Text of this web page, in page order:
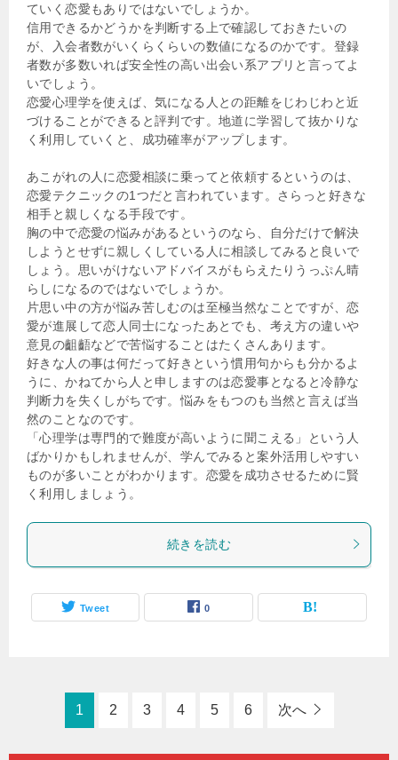
ていく恋愛もありではないでしょうか。
信用できるかどうかを判断する上で確認しておきたいの
が、入会者数がいくらくらいの数値になるのかです。登録
者数が多数いれば安全性の高い出会い系アプリと言ってよ
いでしょう。
恋愛心理学を使えば、気になる人との距離をじわじわと近
づけることができると評判です。地道に学習して抜かりな
く利用していくと、成功確率がアップします。
あこがれの人に恋愛相談に乗ってと依頼するというのは、
恋愛テクニックの1つだと言われています。さらっと好きな
相手と親しくなる手段です。
胸の中で恋愛の悩みがあるというのなら、自分だけで解決
しようとせずに親しくしている人に相談してみると良いで
しょう。思いがけないアドバイスがもらえたりうっぷん晴
らしになるのではないでしょうか。
片思い中の方が悩み苦しむのは至極当然なことですが、恋
愛が進展して恋人同士になったあとでも、考え方の違いや
意見の齟齬などで苦悩することはたくさんあります。
好きな人の事は何だって好きという慣用句からも分かるよ
うに、かねてから人と申しますのは恋愛事となると冷静な
判断力を失くしがちです。悩みをもつのも当然と言えば当
然のことなのです。
「心理学は専門的で難度が高いように聞こえる」という人
ばかりかもしれませんが、学んでみると案外活用しやすい
ものが多いことがわかります。恋愛を成功させるために賢
く利用しましょう。
続きを読む
Tweet 0
1 2 3 4 5 6 次へ